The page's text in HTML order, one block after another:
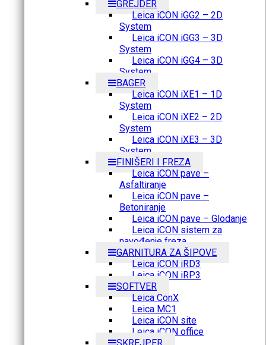
GREJDER
Leica iCON iGG2 – 2D
System
Leica iCON iGG3 – 3D
System
Leica iCON iGG4 – 3D
System
BAGER
Leica iCON iXE1 – 1D
System
Leica iCON iXE2 – 2D
System
Leica iCON iXE3 – 3D
System
FINIŠERI I FREZA
Leica iCON pave –
Asfaltiranje
Leica iCON pave –
Betoniranje
Leica iCON pave – Glodanje
Leica iCON sistem za
navođenje freza
GARNITURA ZA ŠIPOVE
Leica iCON iRD3
Leica iCON iRP3
SOFTVER
Leica ConX
Leica MC1
Leica iCON site
Leica iCON office